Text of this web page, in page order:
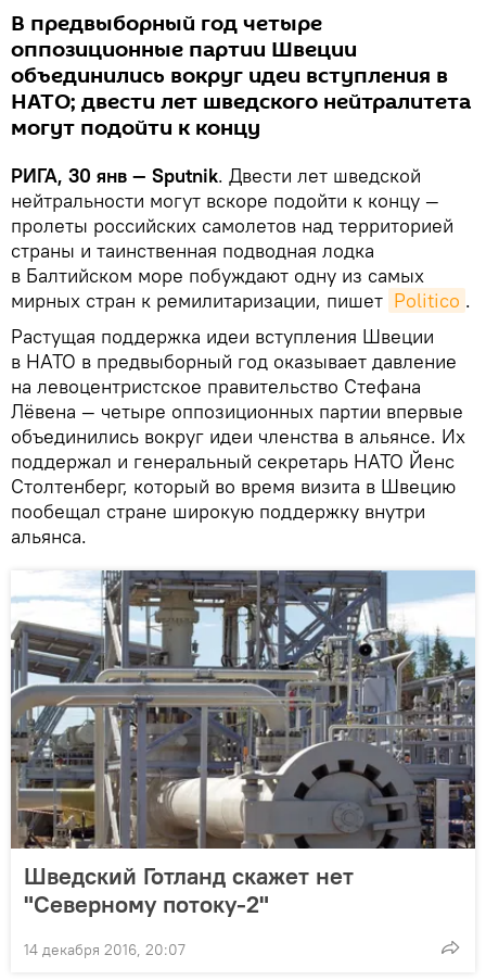
В предвыборный год четыре
оппозиционные партии Швеции
объединились вокруг идеи вступления в
НАТО; двести лет шведского нейтралитета
могут подойти к концу
РИГА, 30 янв — Sputnik. Двести лет шведской
нейтральности могут вскоре подойти к концу —
пролеты российских самолетов над территорией
страны и таинственная подводная лодка
в Балтийском море побуждают одну из самых
мирных стран к ремилитаризации, пишет Politico .
Растущая поддержка идеи вступления Швеции
в НАТО в предвыборный год оказывает давление
на левоцентристское правительство Стефана
Лёвена — четыре оппозиционных партии впервые
объединились вокруг идеи членства в альянсе. Их
поддержал и генеральный секретарь НАТО Йенс
Столтенберг, который во время визита в Швецию
пообещал стране широкую поддержку внутри
альянса.
Шведский Готланд скажет нет
"Северному потоку-2"
14 декабря 2016, 20:07